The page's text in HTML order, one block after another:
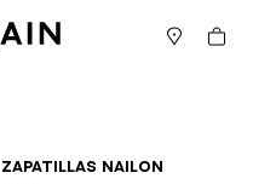
Cesta
Zapatillas nailon